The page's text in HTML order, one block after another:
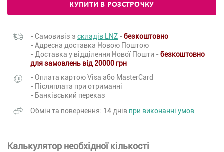
КУПИТИ В РОЗСТРОЧКУ
- Самовивіз з складів LNZ - безкоштовно
- Адресна доставка Новою Поштою
- Доставка у відділення Нової Пошти - безкоштовно
для замовлень від 20000 грн
- Оплата картою Visa або MasterCard
- Післяплата при отриманні
- Банківський переказ
Обмін та повернення: 14 днів при виконанні умов
Калькулятор необхідної кількості